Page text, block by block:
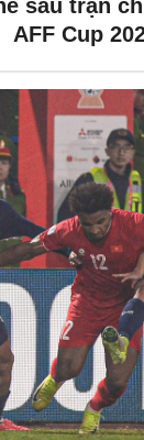
sau trận
AFF Cup